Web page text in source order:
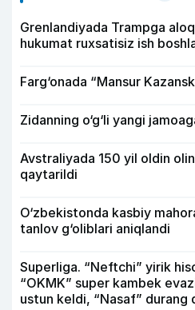
Grenlandiyada Trampga
hukumat ruxsatisiz ish
Farg‘onada “Mansur
Zidanning o‘g‘li yangi
Avstraliyada 150 yil oldin
qaytarildi
O‘zbekistonda kasbiy
tanlov g‘oliblari aniqlandi
Superliga. “Neftchi” yirik
“OKMK” super kambek
ustun keldi, “Nasaf” durang